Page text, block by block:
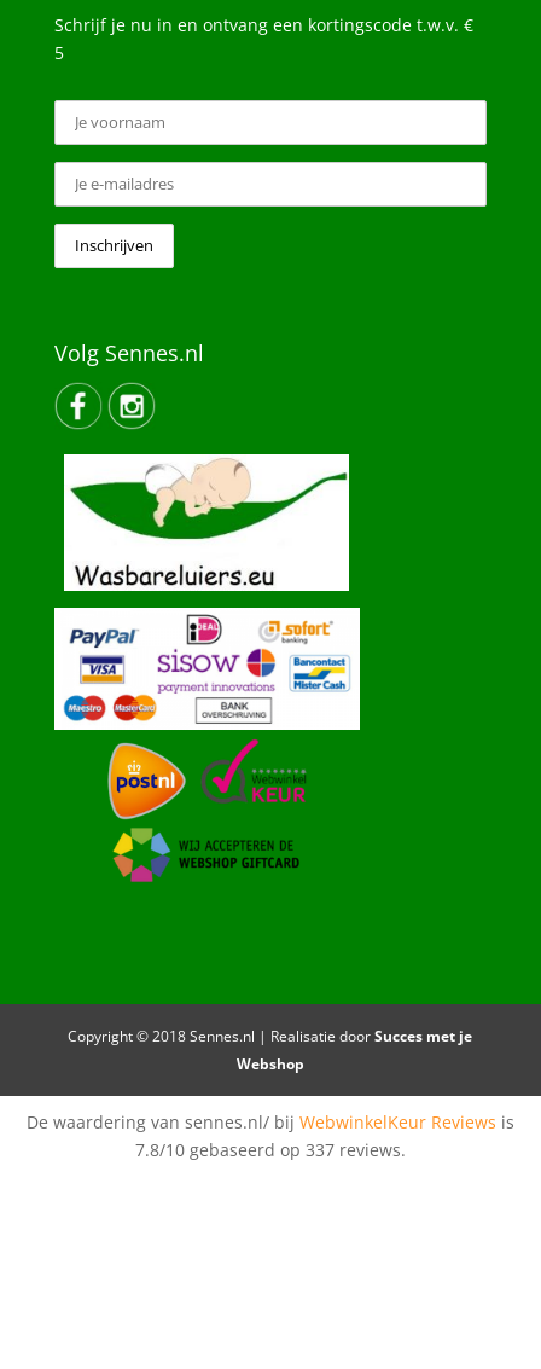
Schrijf je nu in en ontvang een kortingscode t.w.v. €
5
Volg Sennes.nl
Copyright © 2018 Sennes.nl | Realisatie doorSucces met je
Webshop
De waardering van sennes.nl/ bij WebwinkelKeur Reviews is
7.8/10 gebaseerd op 337 reviews.